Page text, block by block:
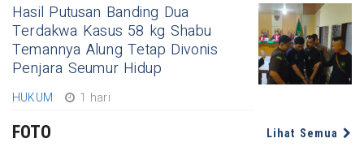
Hasil Putusan Banding Dua
Terdakwa Kasus 58 kg Shabu
Temannya Alung Tetap Divonis
Penjara Seumur Hidup
HUKUM 1 hari
FOTO Lihat Semua